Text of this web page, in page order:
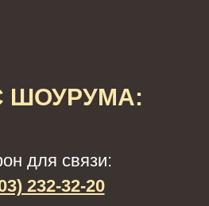
ШОУРУМА:
для связи:
232-32-20